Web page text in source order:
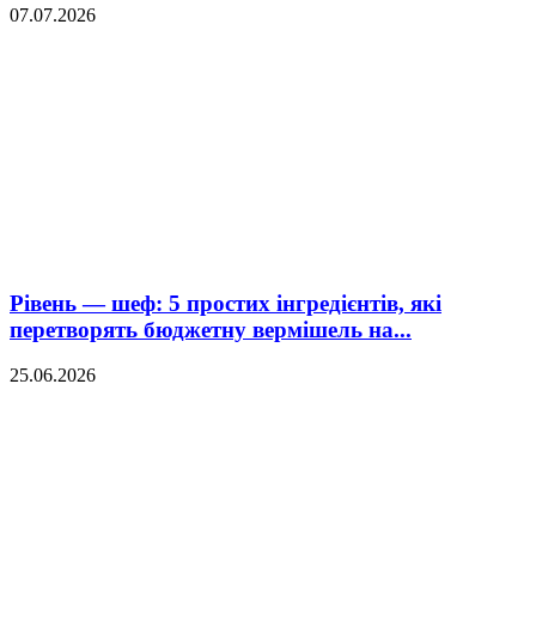
07.07.2026
Рівень — шеф: 5 простих інгредієнтів, які
перетворять бюджетну вермішель на...
25.06.2026